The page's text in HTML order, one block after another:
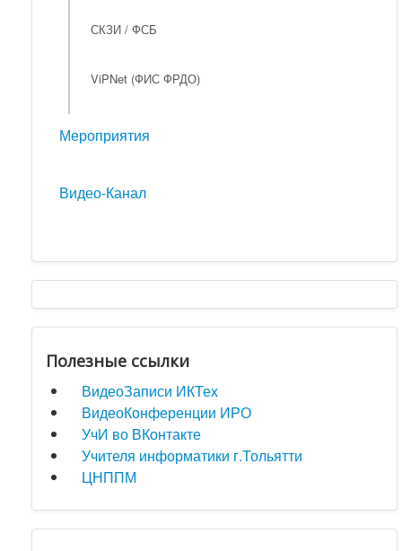
СКЗИ / ФСБ
ViPNet (ФИС ФРДО)
Мероприятия
Видео-Канал
Полезные ссылки
ВидеоЗаписи ИКТех
ВидеоКонференции ИРО
УчИ во ВКонтакте
Учителя информатики г.Тольятти
ЦНППМ